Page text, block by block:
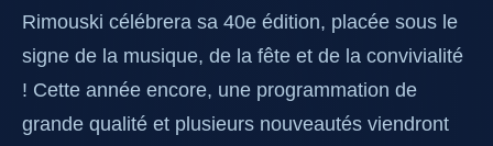
Rimouski célébrera sa 40e édition, placée sous le
signe de la musique, de la fête et de la convivialité
! Cette année encore, une programmation de
grande qualité et plusieurs nouveautés viendront